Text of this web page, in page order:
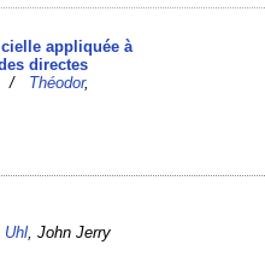
appliquée à
directes
/ Théodor,
Uhl , John Jerry